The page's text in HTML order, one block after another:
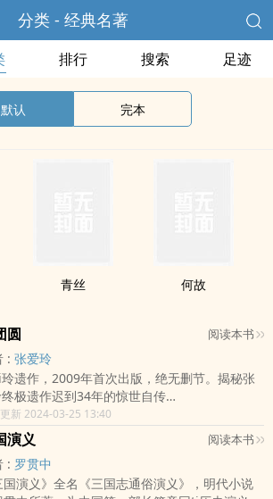
分类 - 经典名著
排行 搜索 足迹
默认 完本
青丝 何故
圆 阅读本书
: 张爱玲
遗作，2009年首次出版，绝无删节。揭秘张
极遗作迟到34年的惊世自传…
新 2024-03-25 13:40
演义 阅读本书
: 罗贯中
国演义》全名《三国志通俗演义》，明代小说